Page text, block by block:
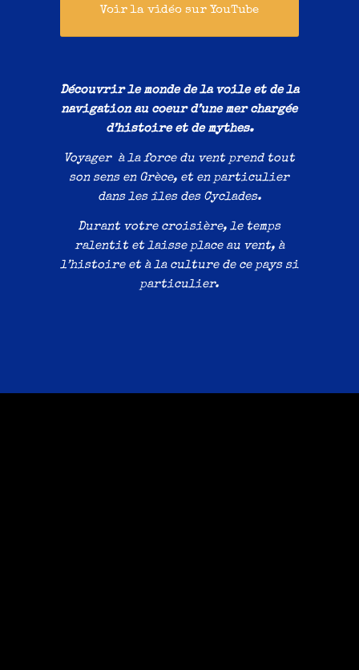
Voir la vidéo sur YouTube
Découvrir le monde de la voile et de la
navigation au coeur d’une mer chargée
d’histoire et de mythes.
Voyager à la force du vent prend tout
son sens en Grèce, et en particulier
dans les îles des Cyclades.
Durant votre croisière, le temps
ralentit et laisse place au vent, à
l’histoire et à la culture de ce pays si
particulier.